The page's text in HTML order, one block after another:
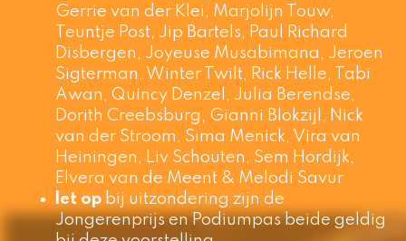
Gerrie van der Klei, Marjolijn Touw,
Teuntje Post, Jip Bartels, Paul Richard
Disbergen, Joyeuse Musabimana, Jeroen
Sigterman, Winter Twilt, Rick Helle, Tabi
Awan, Quincy Denzel, Julia Berendse,
Dorith Creebsburg, Gianni Blokzijl, Nick
van der Stroom, Sima Menick, Vira van
Heiningen, Liv Schouten, Sem Hordijk,
Elvera van de Meent & Melodi Savur
let op bij uitzondering zijn de
Jongerenprijs en Podiumpas beide geldig